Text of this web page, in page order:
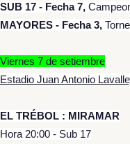
SUB 17 - Fecha 7,
MAYORES - Fecha 3,
Viernes 7 de setiembre
Estadio Juan Antonio
EL TRÉBOL : MIRAMAR
Hora 20:00 - Sub 17